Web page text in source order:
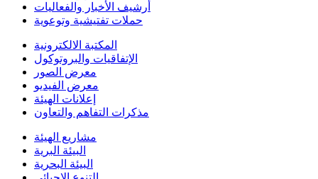
أرشيف الأخبار والفعاليات
حملات تفتيشية وتوعوية
المكتبة الالكترونية
الإتفاقيات والبروتوكول
معرض الصور
معرض الفيديو
إعلانات الهيئة
مذكرات التفاهم والتعاون
مشاريع الهيئة
البيئة البرية
البيئة البحرية